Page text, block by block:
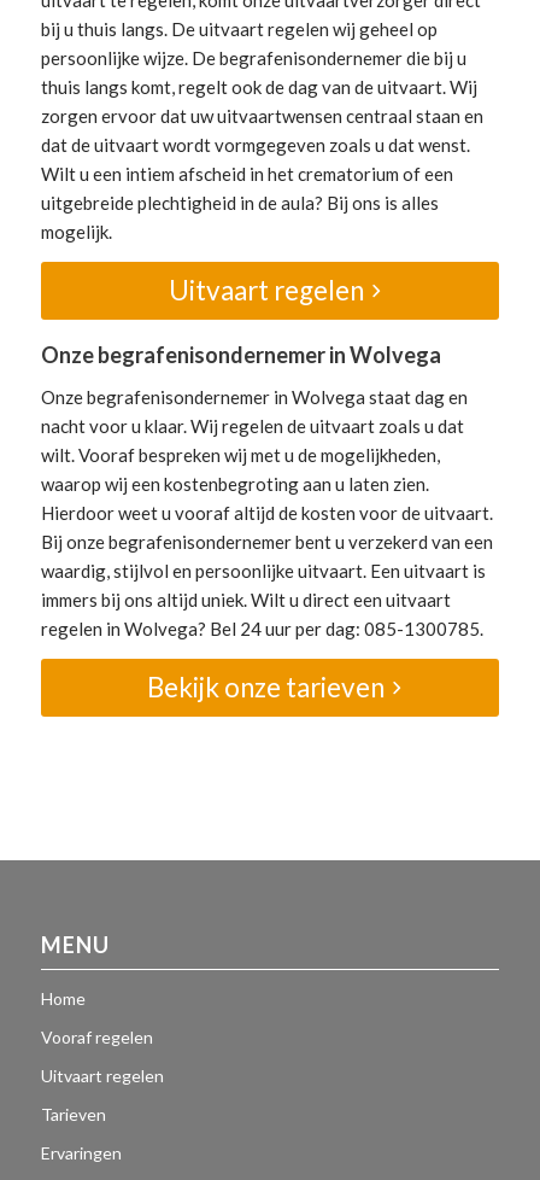
bij u thuis langs. De uitvaart regelen wij geheel op
persoonlijke wijze. De begrafenisondernemer die bij u
thuis langs komt, regelt ook de dag van de uitvaart. Wij
zorgen ervoor dat uw uitvaartwensen centraal staan en
dat de uitvaart wordt vormgegeven zoals u dat wenst.
Wilt u een intiem afscheid in het crematorium of een
uitgebreide plechtigheid in de aula? Bij ons is alles
mogelijk.
Uitvaart regelen
Onze begrafenisondernemer in Wolvega
Onze begrafenisondernemer in Wolvega staat dag en
nacht voor u klaar. Wij regelen de uitvaart zoals u dat
wilt. Vooraf bespreken wij met u de mogelijkheden,
waarop wij een kostenbegroting aan u laten zien.
Hierdoor weet u vooraf altijd de kosten voor de uitvaart.
Bij onze begrafenisondernemer bent u verzekerd van een
waardig, stijlvol en persoonlijke uitvaart. Een uitvaart is
immers bij ons altijd uniek. Wilt u direct een uitvaart
regelen in Wolvega? Bel 24 uur per dag: 085-1300785.
Bekijk onze tarieven
MENU
Home
Vooraf regelen
Uitvaart regelen
Tarieven
Ervaringen